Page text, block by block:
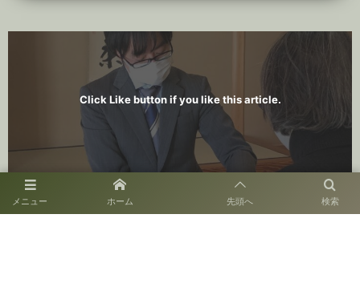
Click Like button if you like this article.
メニュー 検索
ホーム 先頭へ